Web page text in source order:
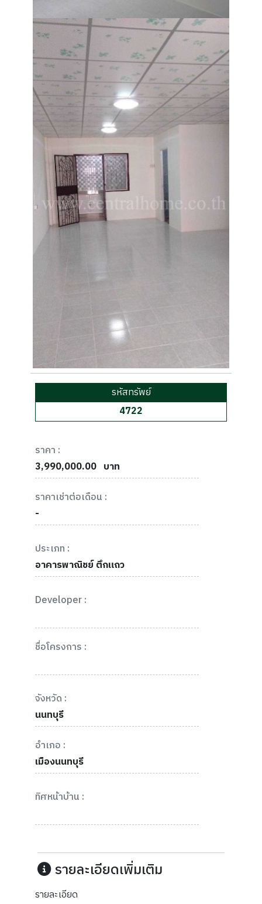
รหัสทรัพย์
4722
ราคา :
3,990,000.00 บาท
ราคาเช่าต่อเดือน :
-
ประเภท :
อาคารพาณิชย์ ตึกแถว
Developer :
ชื่อโครงการ :
จังหวัด :
นนทบุรี
อำเภอ :
เมืองนนทบุรี
ทิศหน้าบ้าน :
รายละเอียดเพิ่มเติม
รายละเอียด